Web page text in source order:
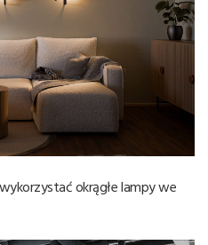
okrągłe lampy we